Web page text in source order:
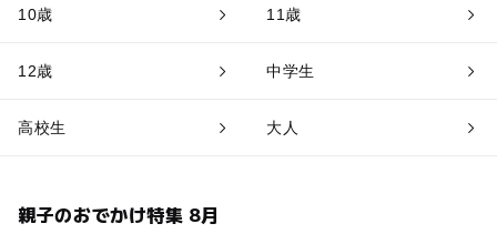
10歳 11歳
12歳 中学生
高校生 大人
親子のおでかけ特集 8月